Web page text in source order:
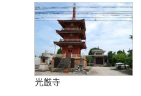
光厳寺